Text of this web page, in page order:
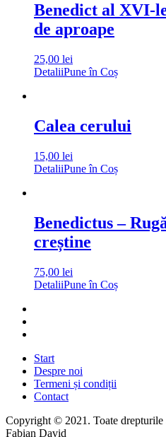
Benedict al XVI-
de aproape
25,00 lei
DetaliiPune în Coș
Calea cerului
15,00 lei
DetaliiPune în Coș
Benedictus –
creștine
75,00 lei
DetaliiPune în Coș
Start
Despre noi
Termeni și condiții
Contact
Copyright © 2021. Toate
Fabian David